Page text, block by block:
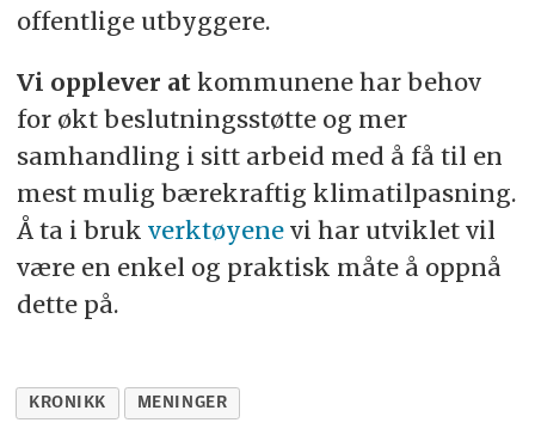
offentlige utbyggere.
Vi opplever atkommunene har behov
for økt beslutningsstøtte og mer
samhandling i sitt arbeid med å få til en
mest mulig bærekraftig klimatilpasning.
Å ta i bruk verktøyenevi har utviklet vil
være en enkel og praktisk måte å oppnå
dette på.
KRONIKK MENINGER